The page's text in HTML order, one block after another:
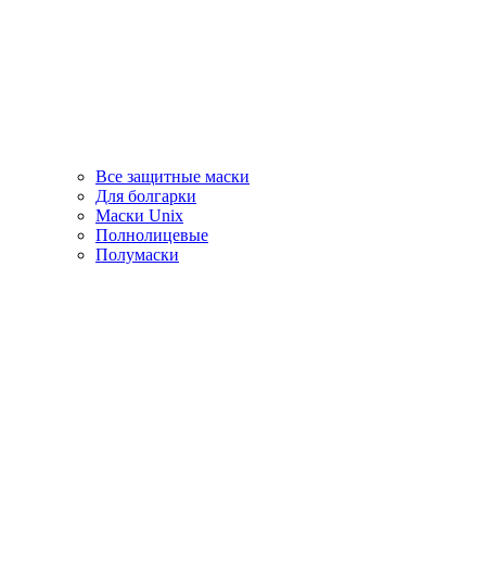
Все защитные маски
Для болгарки
Маски Unix
Полнолицевые
Полумаски